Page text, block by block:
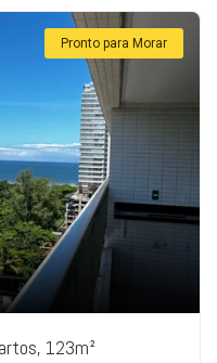
Pronto para Morar
123m²